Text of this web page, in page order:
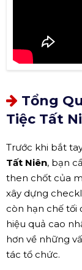
Tổng
Tiệc Tất
Trước khi bắt
Tất Niên, bạn
then chốt của
xây dựng
còn hạn chế tối
hiệu quả cao
hơn về những
tác tổ chức.